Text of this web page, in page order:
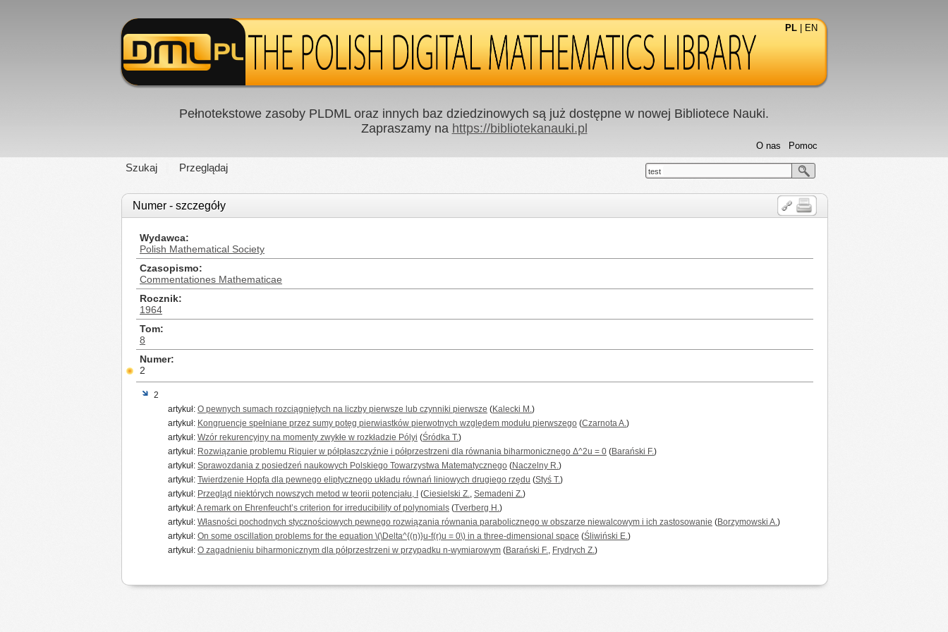
PL EN
Pełnotekstowe zasoby PLDML oraz innych baz dziedzinowych są już dostępne w nowej Bibliotece Nauki.
Zapraszamy na https://bibliotekanauki.pl
Szukaj Przeglądaj
Pomoc
O nas
test
Numer - szczegóły
Wydawca
Polish Mathematical Society
Czasopismo
Commentationes Mathematicae
Rocznik
1964
Tom
8
Numer
2
2
artykuł: O pewnych sumach rozciągniętych na liczby pierwsze lub czynniki pierwsze (Kalecki M.)
artykuł: Kongruencje spełniane przez sumy potęg pierwiastków pierwotnych względem modułu pierwszego (Czarnota A.)
artykuł: Wzór rekurencyjny na momenty zwykłe w rozkładzie Pólyi (Śródka T.)
artykuł: Rozwiązanie problemu Riquier w półpłaszczyźnie i półprzestrzeni dla równania biharmonicznego Δ^2u = 0 (Barański F.)
artykuł: Sprawozdania z posiedzeń naukowych Polskiego Towarzystwa Matematycznego (Naczelny R.)
artykuł: Twierdzenie Hopfa dla pewnego eliptycznego układu równań liniowych drugiego rzędu (Styś T.)
artykuł: Przegląd niektórych nowszych metod w teorii potencjału, I (Ciesielski Z., Semadeni Z.)
artykuł:A remark on Ehrenfeucht’s criterion for irreducibility of polynomials (Tverberg H.)
artykuł: Własności pochodnych stycznościowych pewnego rozwiązania równania parabolicznego w obszarze niewalcowym i ich zastosowanie (Borzymowski A.)
artykuł: On some oscillation problems for the equation \(\Delta^{(n)}u-f(r)u = 0\) in a three-dimensional space (Śliwiński E.)
artykuł: O zagadnieniu biharmonicznym dla półprzestrzeni w przypadku n-wymiarowym (Barański F., Frydrych Z.)